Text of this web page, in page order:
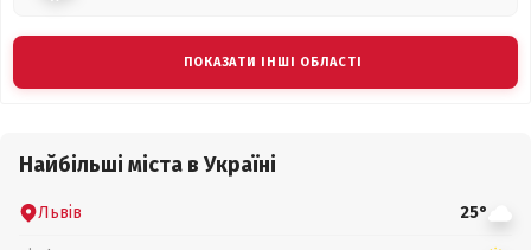
ПОКАЗАТИ ІНШІ ОБЛАСТІ
Найбільші міста в Україні
Львів 25°